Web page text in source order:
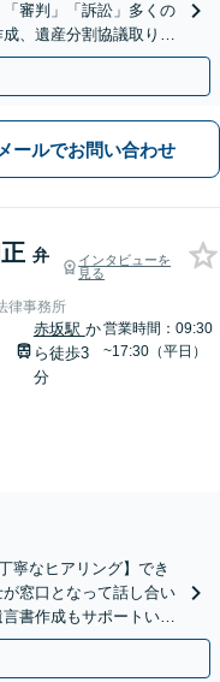
審判」「訴訟」多くの
、遺産分割協議取り纏
です。
メールでお問い合わせ
弁
インタビューを
見る
律事務所
赤坂駅 か
ら徒歩3
分
営業時間：09:30
~17:30（平日）
寧なヒアリング】でき
窓口となって話し合い
書作成もサポートいた
さい。